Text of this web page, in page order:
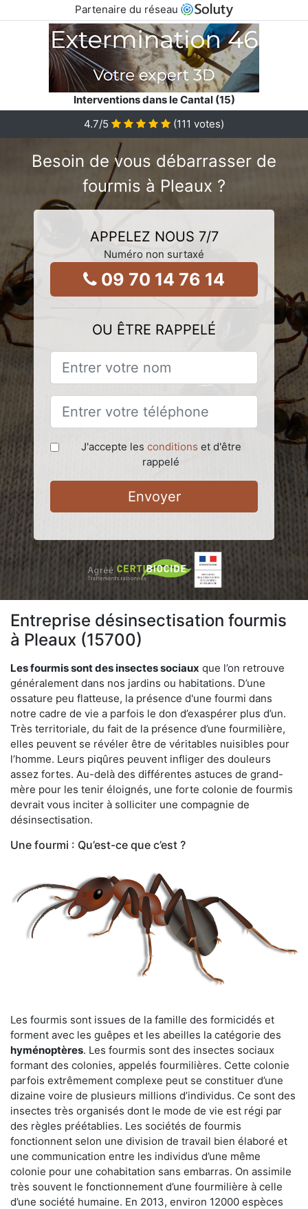
Partenaire du réseau
Interventions dans le Cantal (15)
4.7/5 (111 votes)
Besoin de vous débarrasser de
fourmis à Pleaux ?
APPELEZ NOUS 7/7
Numéro non surtaxé
09 70 14 76 14
OU ÊTRE RAPPELÉ
J'accepte les conditions et d'être
rappelé
Envoyer
Entreprise désinsectisation fourmis
à Pleaux (15700)
Les fourmis sont des insectes sociaux que l’on retrouve
généralement dans nos jardins ou habitations. D’une
ossature peu flatteuse, la présence d'une fourmi dans
notre cadre de vie a parfois le don d’exaspérer plus d’un.
Très territoriale, du fait de la présence d’une fourmilière,
elles peuvent se révéler être de véritables nuisibles pour
l’homme. Leurs piqûres peuvent infliger des douleurs
assez fortes. Au-delà des différentes astuces de grand-
mère pour les tenir éloignés, une forte colonie de fourmis
devrait vous inciter à solliciter une compagnie de
désinsectisation.
Une fourmi : Qu’est-ce que c’est ?
Les fourmis sont issues de la famille des formicidés et
forment avec les guêpes et les abeilles la catégorie des
hyménoptères. Les fourmis sont des insectes sociaux
formant des colonies, appelés fourmilières. Cette colonie
parfois extrêmement complexe peut se constituer d’une
dizaine voire de plusieurs millions d’individus. Ce sont des
insectes très organisés dont le mode de vie est régi par
des règles préétablies. Les sociétés de fourmis
fonctionnent selon une division de travail bien élaboré et
une communication entre les individus d’une même
colonie pour une cohabitation sans embarras. On assimile
très souvent le fonctionnement d’une fourmilière à celle
d’une société humaine. En 2013, environ 12000 espèces